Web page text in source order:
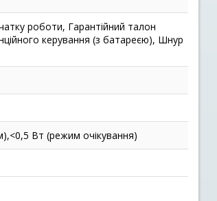
роботи, Гарантійний талон
керування (з батареєю), Шнур
Вт (режим очікування)